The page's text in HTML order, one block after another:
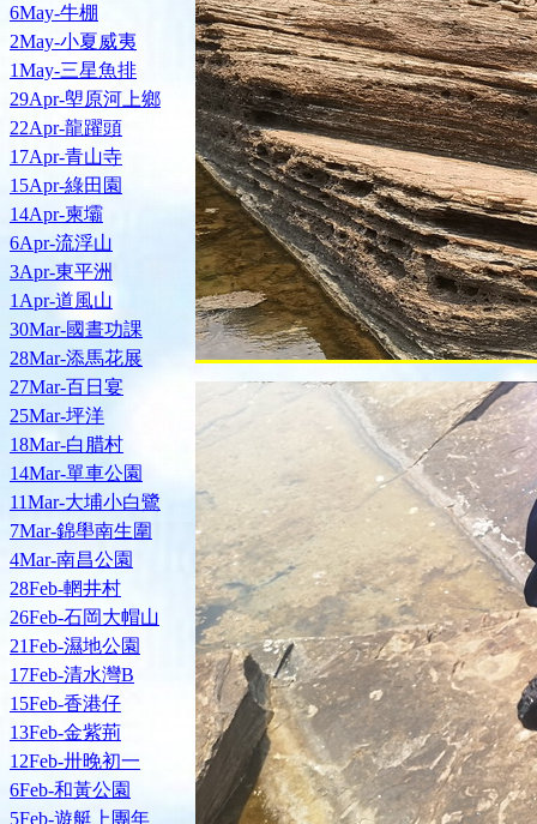
6May-牛棚
2May-小夏威夷
1May-三星魚排
29Apr-塱原河上鄉
22Apr-龍躍頭
17Apr-青山寺
15Apr-綠田園
14Apr-柬壩
6Apr-流浮山
3Apr-東平洲
1Apr-道風山
30Mar-國晝功課
28Mar-添馬花展
27Mar-百日宴
25Mar-坪洋
18Mar-白腊村
14Mar-單車公園
11Mar-大埔小白鷺
7Mar-錦壆南生圍
4Mar-南昌公園
28Feb-輞井村
26Feb-石岡大帽山
21Feb-濕地公園
17Feb-清水灣B
15Feb-香港仔
13Feb-金紫荊
12Feb-卅晚初一
6Feb-和黃公園
5Feb-遊艇上團年